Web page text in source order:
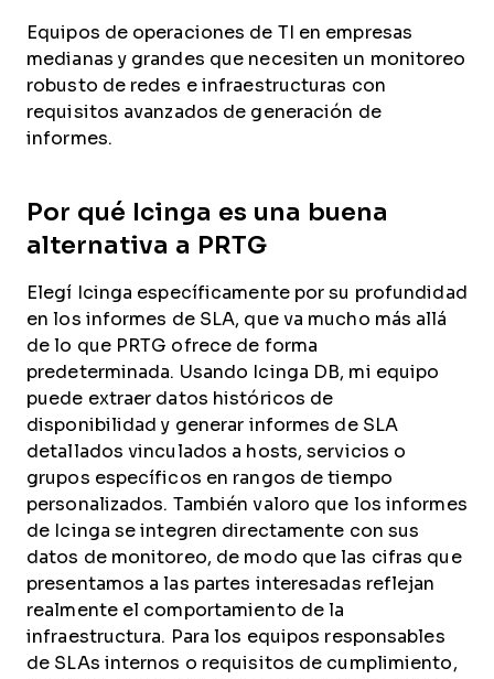
Equipos de operaciones de TI en empresas
medianas y grandes que necesiten un monitoreo
robusto de redes e infraestructuras con
requisitos avanzados de generación de
informes.
Por qué Icinga es una buena
alternativa a PRTG
Elegí Icinga específicamente por su profundidad
en los informes de SLA, que va mucho más allá
de lo que PRTG ofrece de forma
predeterminada. Usando Icinga DB, mi equipo
puede extraer datos históricos de
disponibilidad y generar informes de SLA
detallados vinculados a hosts, servicios o
grupos específicos en rangos de tiempo
personalizados. También valoro que los informes
de Icinga se integren directamente con sus
datos de monitoreo, de modo que las cifras que
presentamos a las partes interesadas reflejan
realmente el comportamiento de la
infraestructura. Para los equipos responsables
de SLAs internos o requisitos de cumplimiento,